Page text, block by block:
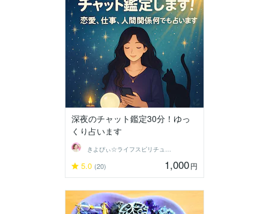
深夜のチャット鑑定30分！ゆっ
くり占います
きよぴぃ☆ライフスピリチュアリスト
5.0 (20) 1,000円